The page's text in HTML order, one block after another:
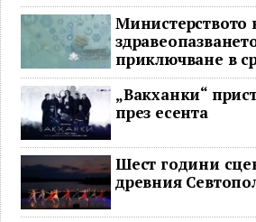
Министерството
приключване в
ключови
„Вакханки“
през есента
Шест години
древния